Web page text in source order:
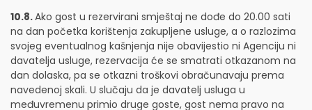
10.8.Ako gost u rezervirani smještaj ne dođe do 20.00 sati
na dan početka korištenja zakupljene usluge, a o razlozima
svojeg eventualnog kašnjenja nije obavijestio ni Agenciju ni
davatelja usluge, rezervacija će se smatrati otkazanom na
dan dolaska, pa se otkazni troškovi obračunavaju prema
navedenoj skali. U slučaju da je davatelj usluga u
međuvremenu primio druge goste, gost nema pravo na